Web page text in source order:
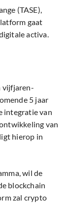
(TASE),
gaat
activa.
vijfjaren-
5 jaar
integratie van
van
hierop in
wil de
blockchain
zal crypto